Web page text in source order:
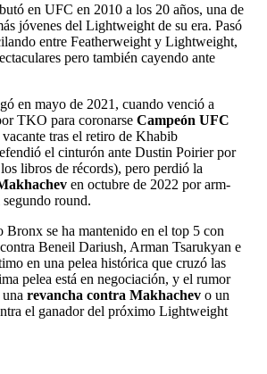
en UFC en 2010 a los 20 años, una de
jóvenes del Lightweight de su era. Pasó
entre Featherweight y Lightweight,
pero también cayendo ante
en mayo de 2021, cuando venció a
TKO para coronarse Campeón UFC
tras el retiro de Khabib
el cinturón ante Dustin Poirier por
libros de récords), pero perdió la
en octubre de 2022 por arm-
round.
Bronx se ha mantenido en el top 5 con
Beneil Dariush, Arman Tsarukyan e
en una pelea histórica que cruzó las
pelea está en negociación, y el rumor
revancha contra Makhachevo un
el ganador del próximo Lightweight